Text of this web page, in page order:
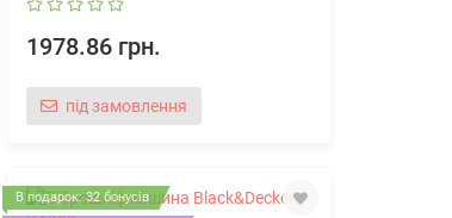
1978.86 грн.
під замовлення
В подарок: 32 бонусів